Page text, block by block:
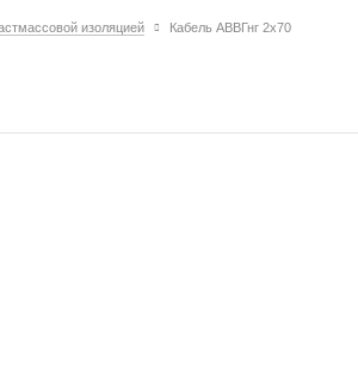
изоляцией Кабель АВВГнг 2х70